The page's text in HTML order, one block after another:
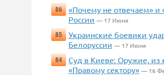
86
«Почему не отвечаем» и
России — 17 Июня
85
Украинские боевики
Белоруссии — 17 Июня
84
Суд в Киеве: Оружие, из
«Правому сектору» — 16